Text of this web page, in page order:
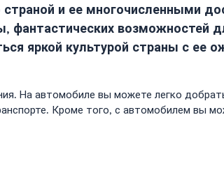
и ее многочисленными
возможностей
яркой культурой страны с ее
На автомобиле вы можете легко
Кроме того, с автомобилем вы